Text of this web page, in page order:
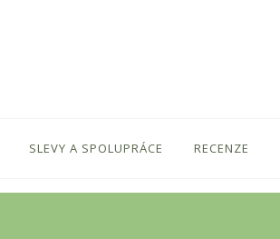
SLEVY A SPOLUPRÁCE RECENZE